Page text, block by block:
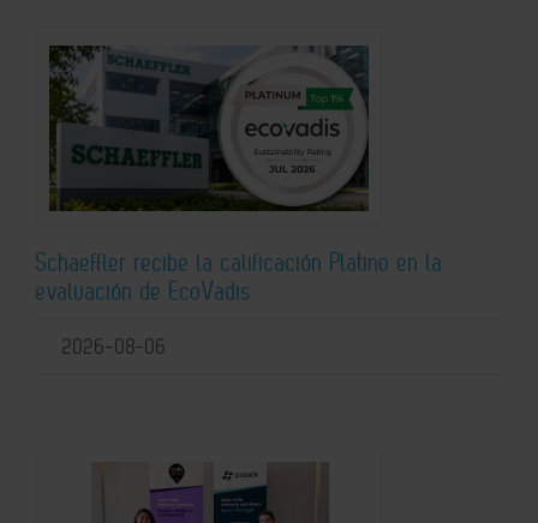
Schaeffler recibe la calificación Platino en la
evaluación de EcoVadis
2026-08-06